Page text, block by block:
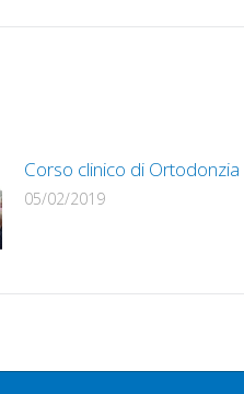
Corso clinico di
05/02/2019